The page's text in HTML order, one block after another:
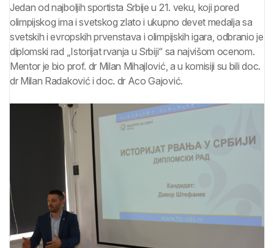
Jedan od najboljih sportista Srbije u 21. veku, koji pored
olimpijskog ima i svetskog zlato i ukupno devet medalja sa
svetskih i evropskih prvenstava i olimpijskih igara, odbranio je
diplomski rad „Istorijat rvanja u Srbiji“ sa najvišom ocenom.
Mentor je bio prof. dr Milan Mihajlović, a u komisiji su bili doc.
dr Milan Radaković i doc. dr Aco Gajović.